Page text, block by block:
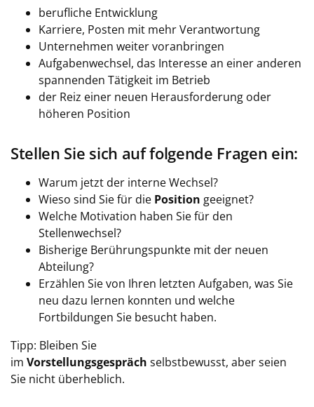
berufliche Entwicklung
Karriere, Posten mit mehr Verantwortung
Unternehmen weiter voranbringen
Aufgabenwechsel, das Interesse an einer anderen
spannenden Tätigkeit im Betrieb
der Reiz einer neuen Herausforderung oder
höheren Position
Stellen Sie sich auf folgende Fragen ein:
Warum jetzt der interne Wechsel?
Wieso sind Sie für die Position geeignet?
Welche Motivation haben Sie für den
Stellenwechsel?
Bisherige Berührungspunkte mit der neuen
Abteilung?
Erzählen Sie von Ihren letzten Aufgaben, was Sie
neu dazu lernen konnten und welche
Fortbildungen Sie besucht haben.
Tipp: Bleiben Sie
im Vorstellungsgespräch selbstbewusst, aber seien
Sie nicht überheblich.